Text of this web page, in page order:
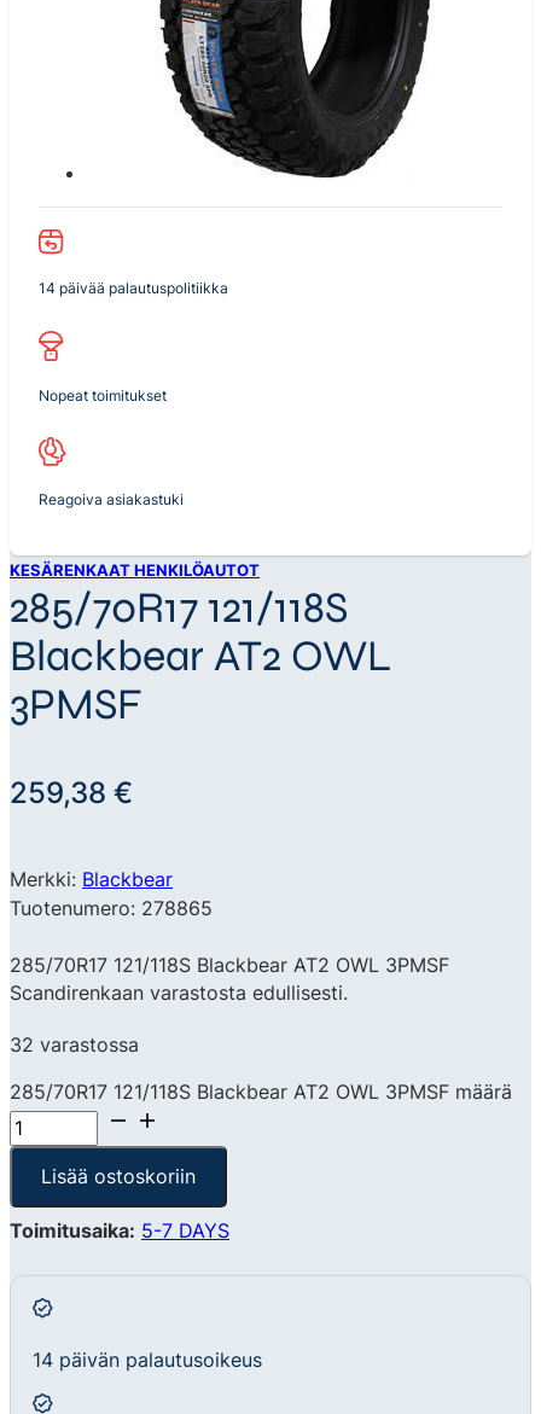
14 päivää palautuspolitiikka
Nopeat toimitukset
Reagoiva asiakastuki
KESÄRENKAAT HENKILÖAUTOT
285/70R17 121/118S
Blackbear AT2 OWL
3PMSF
259,38 €
Merkki: Blackbear
Tuotenumero: 278865
285/70R17 121/118S Blackbear AT2 OWL 3PMSF
Scandirenkaan varastosta edullisesti.
32 varastossa
285/70R17 121/118S Blackbear AT2 OWL 3PMSF määrä
Lisää ostoskoriin
Toimitusaika: 5-7 DAYS
14 päivän palautusoikeus